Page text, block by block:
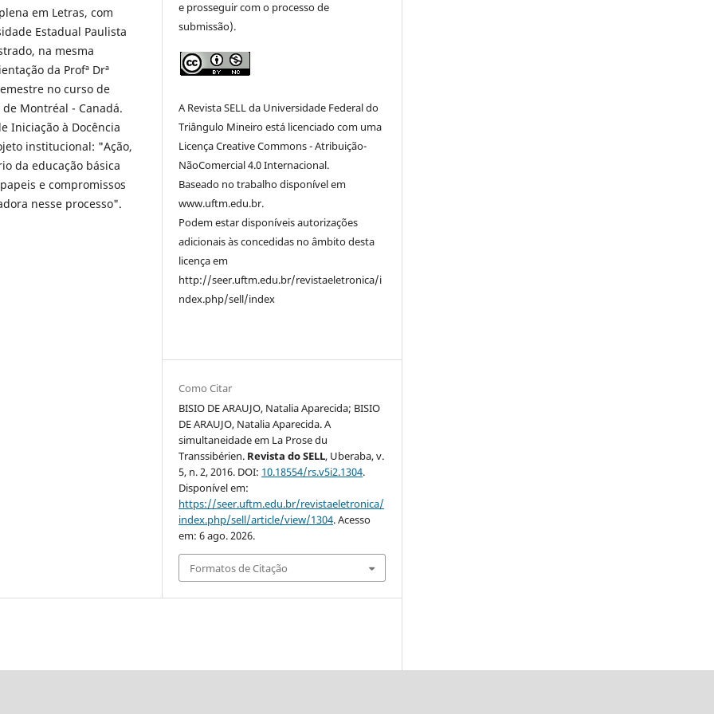
em Letras, com
Estadual Paulista
na mesma
da Profª Drª
no curso de
Montréal - Canadá.
Iniciação à Docência
institucional: "Ação,
da educação básica
e compromissos
nesse processo".
e prosseguir com o processo de
submissão).
A Revista SELL da Universidade Federal do
Triângulo Mineiro está licenciado com uma
Licença Creative Commons - Atribuição-
NãoComercial 4.0 Internacional.
Baseado no trabalho disponível em
www.uftm.edu.br.
Podem estar disponíveis autorizações
adicionais às concedidas no âmbito desta
licença em
http://seer.uftm.edu.br/revistaeletronica/i
ndex.php/sell/index
Como Citar
BISIO DE ARAUJO, Natalia Aparecida; BISIO
DE ARAUJO, Natalia Aparecida. A
simultaneidade em La Prose du
Transsibérien. Revista do SELL, Uberaba, v.
5, n. 2, 2016. DOI: 10.18554/rs.v5i2.1304.
Disponível em:
https://seer.uftm.edu.br/revistaeletronica/
index.php/sell/article/view/1304. Acesso
em: 6 ago. 2026.
Formatos de Citação